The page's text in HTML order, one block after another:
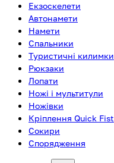
Екзоскелети
Автонамети
Намети
Спальники
Туристичні килимки
Рюкзаки
Лопати
Ножі і мультитули
Ножівки
Кріплення Quick Fist
Сокири
Спорядження